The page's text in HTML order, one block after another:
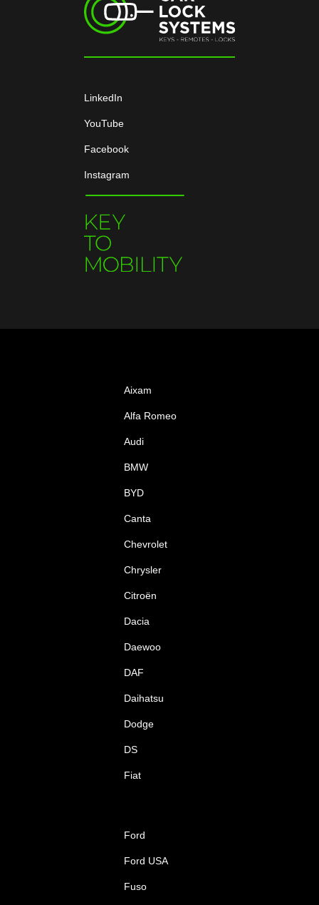
LinkedIn
YouTube
Facebook
Instagram
Aixam
Alfa Romeo
Audi
BMW
BYD
Canta
Chevrolet
Chrysler
Citroën
Dacia
Daewoo
DAF
Daihatsu
Dodge
DS
Fiat
Ford
Ford USA
Fuso